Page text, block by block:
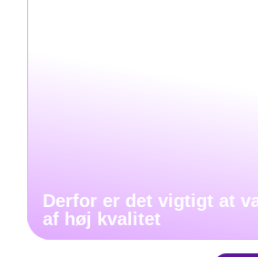
Derfor er det vigtigt at
af høj kvalitet